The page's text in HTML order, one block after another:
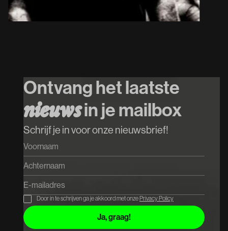
Special Guest
Koop tickets
Koop tickets
Ontvang het laatste
nieuwsin je mailbox
Schrijf je in voor onze nieuwsbrief!
Door in te schrijven ga je akkoord met onze Privacy Policy